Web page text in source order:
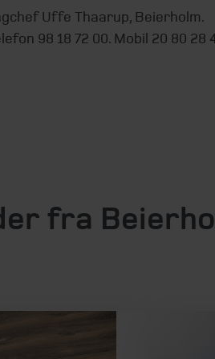
Uffe Thaarup, Beierholm.
98 18 72 00. Mobil 20 80 28
fra